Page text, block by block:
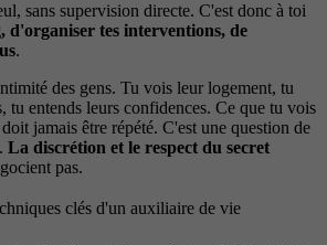
sans supervision directe. C'est donc à toi
d'organiser tes interventions, de
.
des gens. Tu vois leur logement, tu
tu entends leurs confidences. Ce que tu vois
jamais être répété. C'est une question de
La discrétion et le respect du secret
pas.
clés d'un auxiliaire de vie